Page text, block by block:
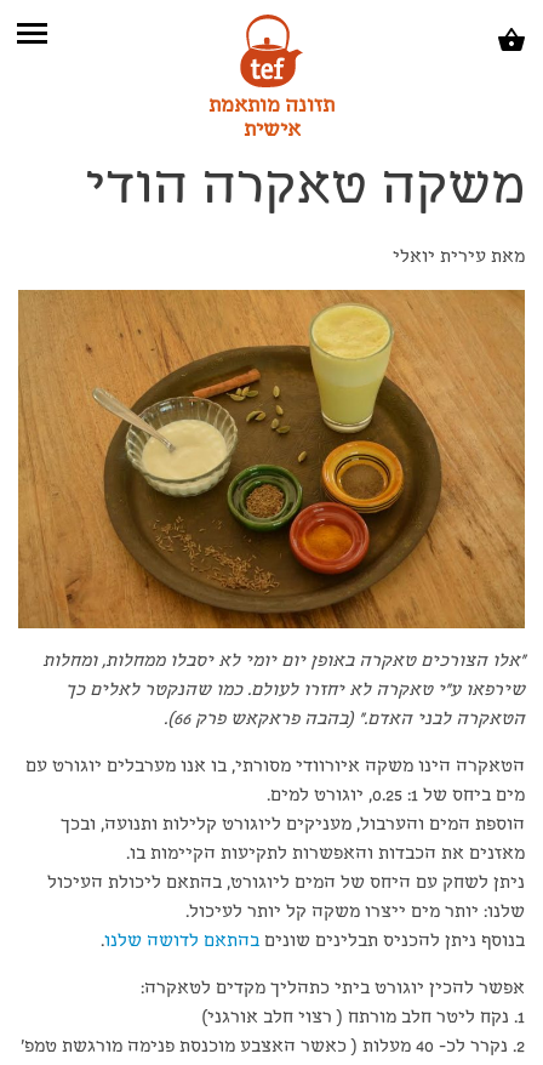
תזונה מותאמת
אישית
משקה טאקרה הודי
מאת עירית יואלי
"אלו הצורכים טאקרה באופן יום יומי לא יסבלו ממחלות, ומחלות
שירפאו ע"י טאקרה לא יחזרו לעולם. כמו שהנקטר לאלים כך
הטאקרה לבני האדם." (בהבה פראקאש פרק 66).
הטאקרה הינו משקה איורוודי מסורתי, בו אנו מערבלים יוגורט עם
מים ביחס של 1: 0.25, יוגורט למים.
הוספת המים והערבול, מעניקים ליוגורט קלילות ותנועה, ובכך
מאזנים את הכבדות והאפשרות לתקיעות הקיימות בו.
ניתן לשחק עם היחס של המים ליוגורט, בהתאם ליכולת העיכול
שלנו: יותר מים ייצרו משקה קל יותר לעיכול.
בנוסף ניתן להכניס תבלינים שונים בהתאם לדושה שלנו.
אפשר להכין יוגורט ביתי כתהליך מקדים לטאקרה:
1. נקח ליטר חלב מורתח ( רצוי חלב אורגני)
2. נקרר לכ- 40 מעלות ( כאשר האצבע מוכנסת פנימה מורגשת טמפ'